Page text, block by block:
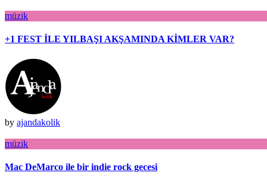
müzik
+1 FEST İLE YILBAŞI AKŞAMINDA KİMLER VAR?
by ajandakolik
müzik
Mac DeMarco ile bir indie rock gecesi